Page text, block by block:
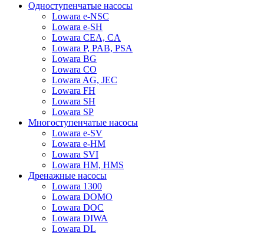
Одноступенчатые насосы
Lowara e-NSC
Lowara e-SH
Lowara CEA, CA
Lowara P, PAB, PSA
Lowara BG
Lowara CO
Lowara AG, JEC
Lowara FH
Lowara SH
Lowara SP
Многоступенчатые насосы
Lowara e-SV
Lowara e-HM
Lowara SVI
Lowara HM, HMS
Дренажные насосы
Lowara 1300
Lowara DOMO
Lowara DOC
Lowara DIWA
Lowara DL